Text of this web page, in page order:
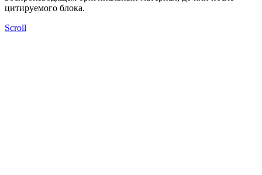
цитируемого блока.
Scroll